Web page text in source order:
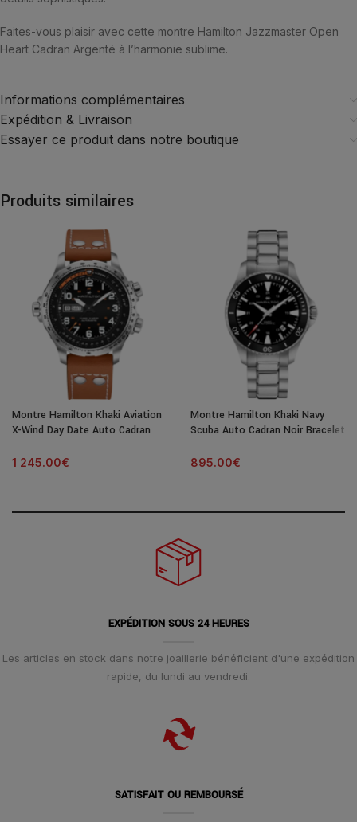
Faites-vous plaisir avec cette montre Hamilton Jazzmaster Open
Heart Cadran Argenté à l’harmonie sublime.
Informations complémentaires
Expédition & Livraison
Essayer ce produit dans notre boutique
Produits similaires
Montre Hamilton Khaki Aviation
X-Wind Day Date Auto Cadran
1 245.00€
Montre Hamilton Khaki Navy
Scuba Auto Cadran Noir Bracelet
895.00€
EXPÉDITION SOUS 24 HEURES
Les articles en stock dans notre joaillerie bénéficient d'une expédition
rapide, du lundi au vendredi.
SATISFAIT OU REMBOURSÉ